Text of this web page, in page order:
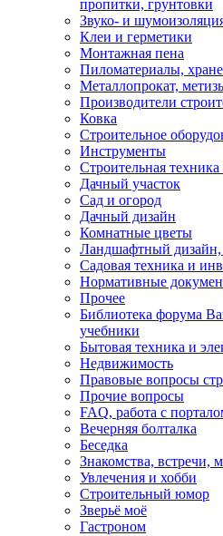
пропитки, грунтовки
Звуко- и
Клеи и герметики
Монтажная пена
Пиломатериалы,
Металлопрокат,
Производители
Ковка
Строительное
Инструменты
Строительная
Дачный участок
Сад и огород
Дачный дизайн
Комнатные цветы
Ландшафтный дизайн,
Садовая техника и
Нормативные
Прочее
Библиотека форума
учебники
Бытовая техника и
Недвижимость
Правовые вопросы
Прочие вопросы
FAQ, работа с
Вечерняя болталка
Беседка
Знакомства, встречи,
Увлечения и хобби
Строительный юмор
Зверьё моё
Гастроном